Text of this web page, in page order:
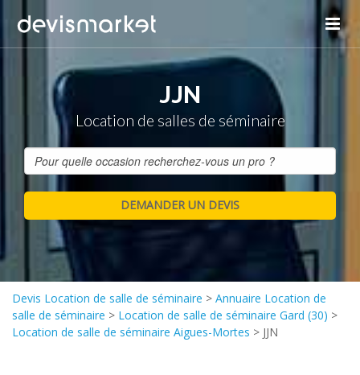
JJN
Location de salles de séminaire
Devis Location de salle de séminaire > Annuaire Location de
salle de séminaire > Location de salle de séminaire Gard (30) >
Location de salle de séminaire Aigues-Mortes > JJN